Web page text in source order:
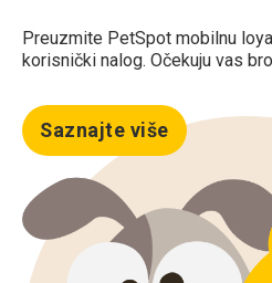
Preuzmite PetSpot mobilnu
korisnički nalog. Očekuju vas
Saznajte više